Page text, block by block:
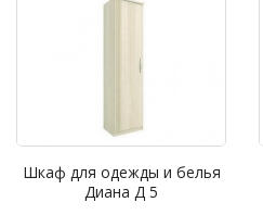
Шкаф для одежды и белья
Диана Д 5